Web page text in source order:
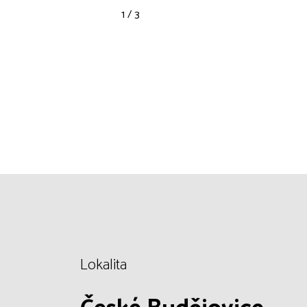
1 / 3
Lokalita